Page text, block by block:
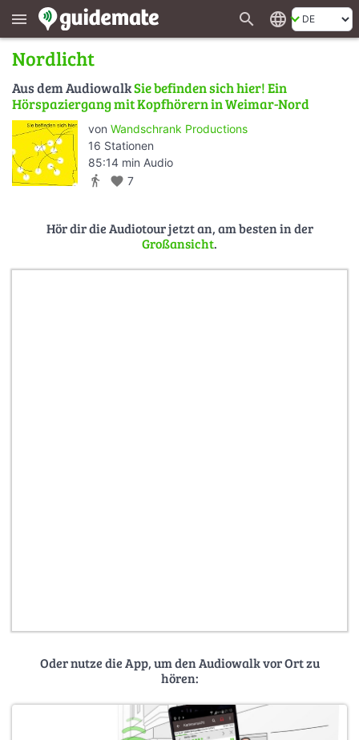
menu search language
Nordlicht
Aus dem AudiowalkSie befinden sich hier! Ein
Hörspaziergang mit Kopfhörern in Weimar-Nord
von Wandschrank Productions
16 Stationen
85:14 min Audio
directions_walk favorite 7
Hör dir die Audiotour jetzt an, am besten in der
Großansicht.
Oder nutze die App, um den Audiowalk vor Ort zu
hören: